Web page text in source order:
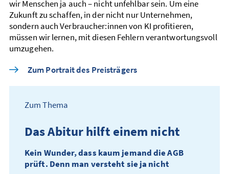
wir Menschen ja auch – nicht unfehlbar sein. Um eine
Zukunft zu schaffen, in der nicht nur Unternehmen,
sondern auch Verbraucher:innen von KI profitieren,
müssen wir lernen, mit diesen Fehlern verantwortungs­voll
umzugehen.
Zum Portrait des Preisträgers
Zum Thema
Das Abitur hilft einem nicht
Kein Wunder, dass kaum jemand die AGB
prüft. Denn man versteht sie ja nicht